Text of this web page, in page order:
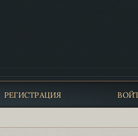
РЕГИСТРАЦИЯ